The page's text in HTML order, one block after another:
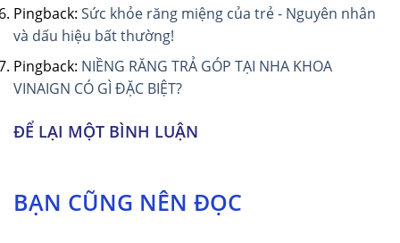
Pingback: Sức khỏe răng miệng của trẻ - Nguyên nhân
và dấu hiệu bất thường!
Pingback: NIỀNG RĂNG TRẢ GÓP TẠI NHA KHOA
VINAIGN CÓ GÌ ĐẶC BIỆT?
ĐỂ LẠI MỘT BÌNH LUẬN
BẠN CŨNG NÊN ĐỌC